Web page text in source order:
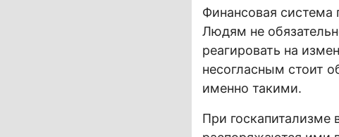
Финансовая система
Людям не
реагировать на
несогласным стоит
именно такими.
При госкапитализме